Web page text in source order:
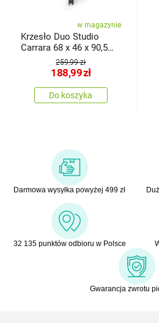
w magazynie
Krzesło Duo Studio
Carrara 68 x 46 x 90,5
259,99 zł
188,99zł
Do koszyka
Darmowa wysyłka powyżej 499 zł
32 135 punktów odbioru w Polsce
Gwarancja zwrotu